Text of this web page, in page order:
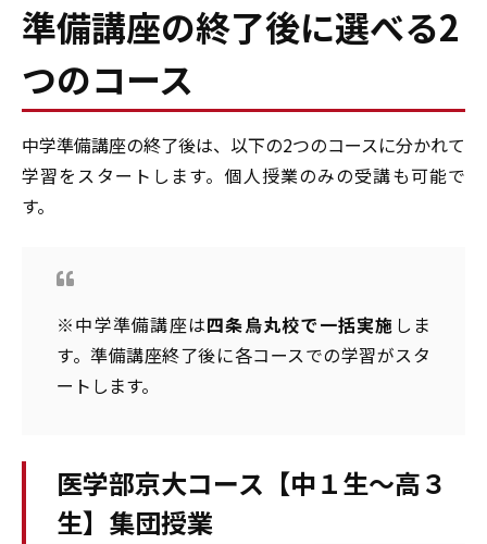
準備講座の終了後に選べる2
つのコース
中学準備講座の終了後は、以下の2つのコースに分かれて
学習をスタートします。個人授業のみの受講も可能で
す。
※中学準備講座は四条烏丸校で一括実施 しま
す。準備講座終了後に各コースでの学習がスタ
ートします。
医学部京大コース【中１生～高３
生】集団授業